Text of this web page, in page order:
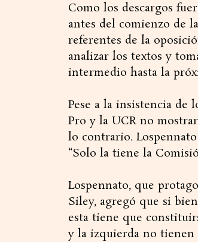
Como los descargos
antes del comienzo de
referentes de la
analizar los textos y
intermedio hasta la
Pese a la insistencia de
Pro y la UCR no
lo contrario.
“Solo la tiene la
Lospennato, que
Siley, agregó que si
esta tiene que
y la izquierda no